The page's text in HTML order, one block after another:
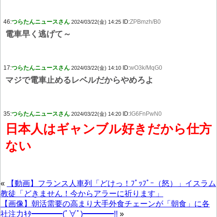
46:つらたんニュースさん 2024/03/22(金) 14:25 ID:ZPBmzh/B0
電車早く逃げて～
17:つらたんニュースさん 2024/03/22(金) 14:10 ID:wO3k/MqG0
マジで電車止めるレベルだからやめろよ
35:つらたんニュースさん 2024/03/22(金) 14:20 ID: IG6FnPwN0
日本人はギャンブル好きだから仕方
ない
«
【動画】フランス人車列「どけっ！ﾌﾟｯﾌﾟｰ（怒）」イスラム
教徒「どきません！今からアラーに祈ります」
【画像】朝活需要の高まり大手外食チェーンが「朝食」に各
社注力ｷﾀ━━━━(ﾟ∀ﾟ)━━━━!! »